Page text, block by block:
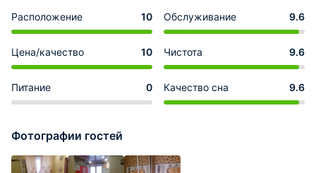
Расположение 10 Обслуживание 9.6
Цена/качество 10 Чистота 9.6
Питание 0 Качество сна 9.6
Фотографии гостей